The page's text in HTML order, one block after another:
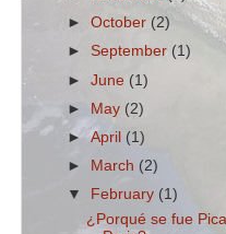
►October (2)
► September(1)
►June (1)
► May (2)
►April (1)
►
March (2)
▼
February (1)
¿Porqué se fue